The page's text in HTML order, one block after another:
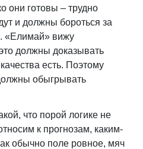
они готовы – трудно
и должны бороться за
«Елимай» вижу
должны доказывать
есть. Поэтому
обыгрывать
что порой логике не
к прогнозам, каким-
обычно поле ровное, мяч